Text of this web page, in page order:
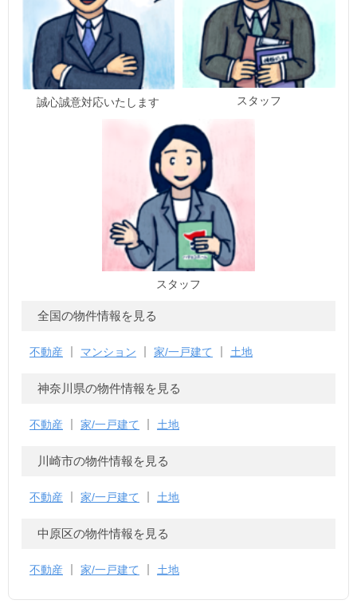
誠心誠意対応いたします スタッフ
スタッフ
全国の物件情報を見る
不動産 マンション 家/一戸建て 土地
神奈川県の物件情報を見る
不動産 家/一戸建て 土地
川崎市の物件情報を見る
不動産 家/一戸建て 土地
中原区の物件情報を見る
不動産 家/一戸建て 土地